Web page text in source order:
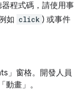
程式碼，請使用事
如 click ) 或事件
」 窗格。開發人員
動畫」 。